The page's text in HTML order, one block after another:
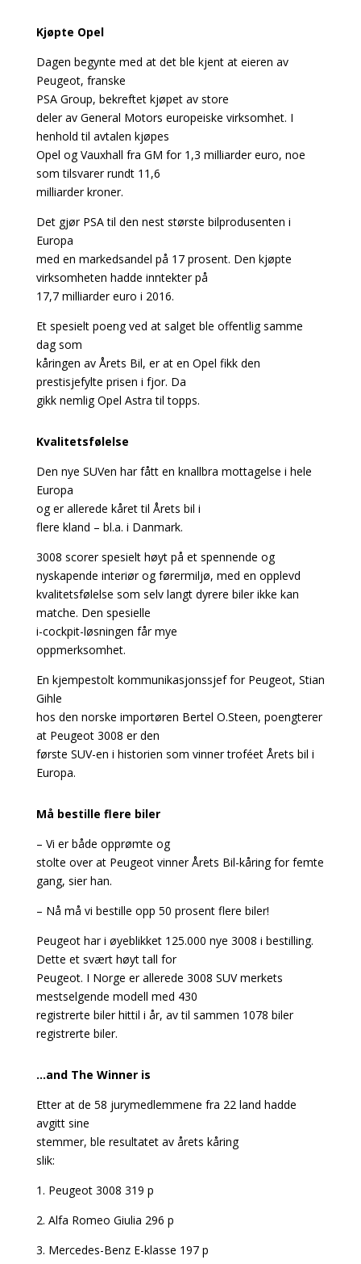
Kjøpte Opel
Dagen begynte med at det ble kjent at eieren av
Peugeot, franske
PSA Group, bekreftet kjøpet av store
deler av General Motors europeiske virksomhet. I
henhold til avtalen kjøpes
Opel og Vauxhall fra GM for 1,3 milliarder euro, noe
som tilsvarer rundt 11,6
milliarder kroner.
Det gjør PSA til den nest største bilprodusenten i
Europa
med en markedsandel på 17 prosent. Den kjøpte
virksomheten hadde inntekter på
17,7 milliarder euro i 2016.
Et spesielt poeng ved at salget ble offentlig samme
dag som
kåringen av Årets Bil, er at en Opel fikk den
prestisjefylte prisen i fjor. Da
gikk nemlig Opel Astra til topps.
Kvalitetsfølelse
Den nye SUVen har fått en knallbra mottagelse i hele
Europa
og er allerede kåret til Årets bil i
flere kland – bl.a. i Danmark.
3008 scorer spesielt høyt på et spennende og
nyskapende interiør og førermiljø, med en opplevd
kvalitetsfølelse som selv langt dyrere biler ikke kan
matche. Den spesielle
i-cockpit-løsningen får mye
oppmerksomhet.
En kjempestolt kommunikasjonssjef for Peugeot, Stian
Gihle
hos den norske importøren Bertel O.Steen, poengterer
at Peugeot 3008 er den
første SUV-en i historien som vinner troféet Årets bil i
Europa.
Må bestille flere biler
– Vi er både opprømte og
stolte over at Peugeot vinner Årets Bil-kåring for femte
gang, sier han.
– Nå må vi bestille opp 50 prosent flere biler!
Peugeot har i øyeblikket 125.000 nye 3008 i bestilling.
Dette et svært høyt tall for
Peugeot. I Norge er allerede 3008 SUV merkets
mestselgende modell med 430
registrerte biler hittil i år, av til sammen 1078 biler
registrerte biler.
…and The Winner is
Etter at de 58 jurymedlemmene fra 22 land hadde
avgitt sine
stemmer, ble resultatet av årets kåring
slik:
1. Peugeot 3008 319 p
2. Alfa Romeo Giulia 296 p
3. Mercedes-Benz E-klasse 197 p